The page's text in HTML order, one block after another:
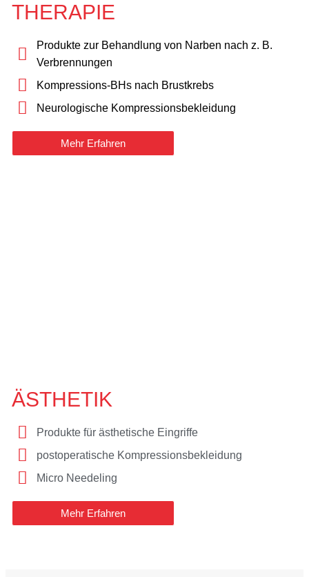
THERAPIE
Produkte zur Behandlung von Narben nach z. B.
Verbrennungen
Kompressions-BHs nach Brustkrebs
Neurologische Kompressionsbekleidung
Mehr Erfahren
ÄSTHETIK
Produkte für ästhetische Eingriffe
postoperatische Kompressionsbekleidung
Micro Needeling
Mehr Erfahren